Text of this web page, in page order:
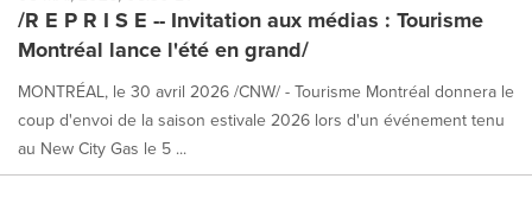
/R E P R I S E -- Invitation aux médias : Tourisme
Montréal lance l'été en grand/
MONTRÉAL, le 30 avril 2026 /CNW/ - Tourisme Montréal donnera le
coup d'envoi de la saison estivale 2026 lors d'un événement tenu
au New City Gas le 5 ...